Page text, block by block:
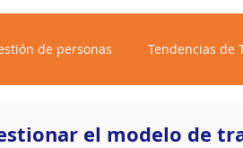
de personas Tendencias de
el modelo de